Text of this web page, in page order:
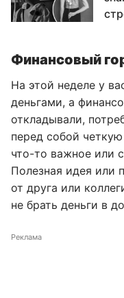
Финансовый
На этой неделе у
деньгами, а
откладывали,
перед собой
что-то важное или
Полезная идея или
от друга или
не брать деньги в
Реклама